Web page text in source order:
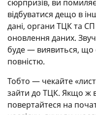
сюрпризів, ви
відбуватися дещо в
дані, органи ТЦК та
оновлення даних.
буде — виявиться, що
повністю.
Тобто — чекайте
зайти до ТЦК. Якщо ж
повертайтеся на